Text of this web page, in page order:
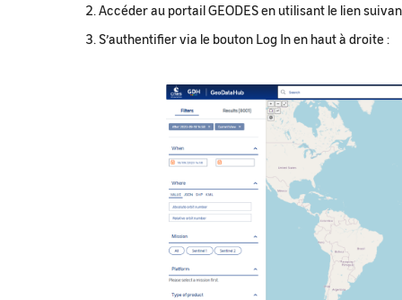
Accéder au portail GEODES en utilisant le lien
S’authentifier via le bouton Log In en haut à droite :